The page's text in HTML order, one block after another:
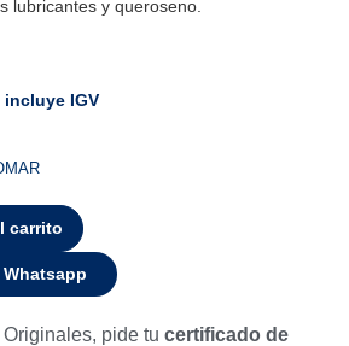
lubricantes y queroseno.
incluye IGV
carrito
Originales, pide tu certificado de